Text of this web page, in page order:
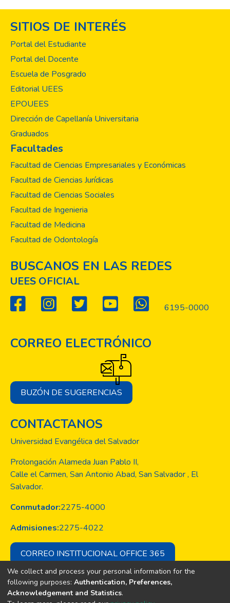
SITIOS DE INTERÉS
Portal del Estudiante
Portal del Docente
Escuela de Posgrado
Editorial UEES
EPOUEES
Dirección de Capellanía Universitaria
Graduados
Facultades
Facultad de Ciencias Empresariales y Económicas
Facultad de Ciencias Jurídicas
Facultad de Ciencias Sociales
Facultad de Ingenieria
Facultad de Medicina
Facultad de Odontología
BUSCANOS EN LAS REDES
UEES OFICIAL
6195-0000
CORREO ELECTRÓNICO
BUZÓN DE SUGERENCIAS
CONTACTANOS
Universidad Evangélica del Salvador
Prolongación Alameda Juan Pablo II,
Calle el Carmen, San Antonio Abad, San Salvador , El
Salvador.
Conmutador:2275-4000
Admisiones:2275-4022
CORREO INSTITUCIONAL OFFICE 365
Copyright © Todos los derechos son
We collect and process your personal information for the
following purposes: Authentication, Preferences,
Acknowledgement and Statistics.